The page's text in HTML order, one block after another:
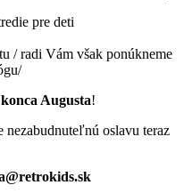
pre deti
/ radi Vám však ponúkneme
Augusta!
nezabudnuteľnú oslavu teraz